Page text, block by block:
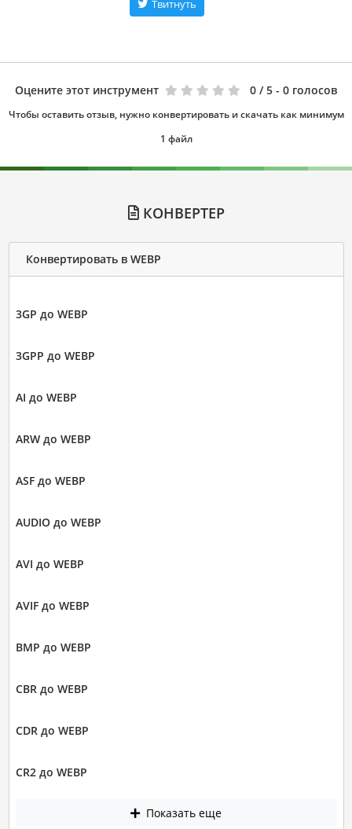
Твитнуть
Оцените этот инструмент 0 / 5 - 0 голосов
Чтобы оставить отзыв, нужно конвертировать и скачать как минимум
1 файл
КОНВЕРТЕР
Конвертировать в WEBP
3GP до WEBP
3GPP до WEBP
AI до WEBP
ARW до WEBP
ASF до WEBP
AUDIO до WEBP
AVI до WEBP
AVIF до WEBP
BMP до WEBP
CBR до WEBP
CDR до WEBP
CR2 до WEBP
Показать еще